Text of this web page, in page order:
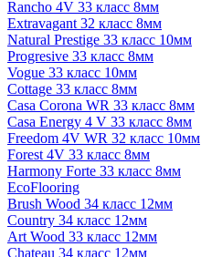
Rancho 4V 33 класс 8мм
Extravagant 32 класс 8мм
Natural Prestige 33 класс 10мм
Progresive 33 класс 8мм
Vogue 33 класс 10мм
Cottage 33 класс 8мм
Casa Corona WR 33 класс 8мм
Casa Energy 4 V 33 класс 8мм
Freedom 4V WR 32 класс 10мм
Forest 4V 33 класс 8мм
Harmony Forte 33 класс 8мм
EcoFlooring
Brush Wood 34 класс 12мм
Country 34 класс 12мм
Art Wood 33 класс 12мм
Chateau 34 класс 12мм